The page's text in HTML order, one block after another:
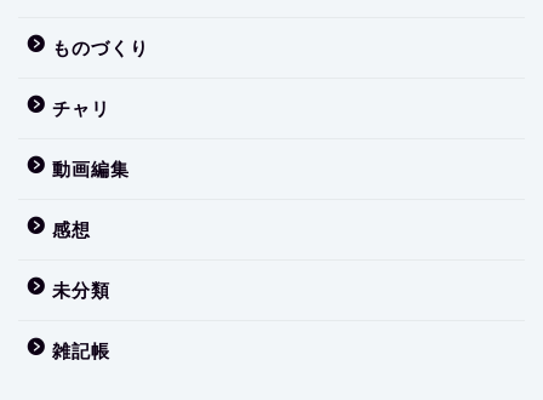
ものづくり
チャリ
動画編集
感想
未分類
雑記帳